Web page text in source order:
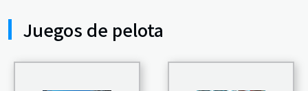
Juegos de pelota